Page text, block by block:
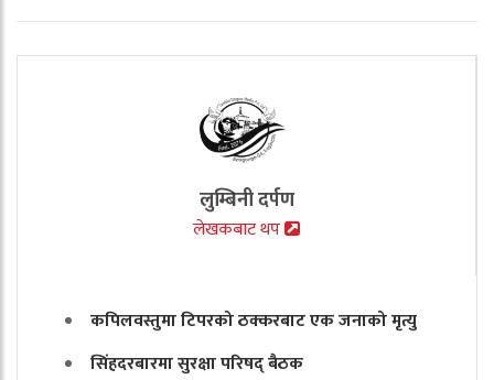
लुम्बिनी दर्पण
लेखकबाट थप
कपिलवस्तुमा टिपरको ठक्करबाट एक जनाको मृत्यु
सिंहदरबारमा सुरक्षा परिषद् बैठक